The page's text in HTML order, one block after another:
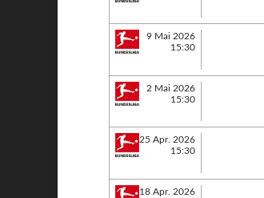
9 Mai 2026
15:30
2 Mai 2026
15:30
25 Apr. 2026
15:30
18 Apr. 2026